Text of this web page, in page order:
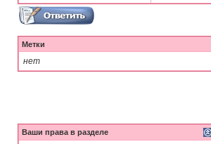
Метки
нет
Ваши права в разделе